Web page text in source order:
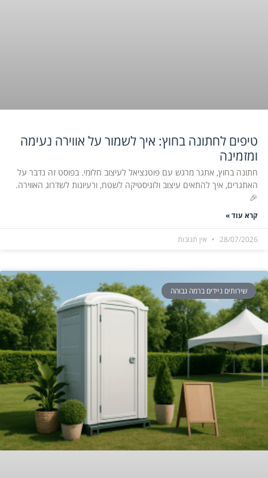
טיפים לחתונה בחוץ: איך לשמור על אווירה נעימה
ומזמינה
חתונה בחוץ, אתגר מרגש עם פוטנציאל לעיצוב חלומי. בפוסט זה נדבר על
האתגרים, איך להתאים עיצוב ולוגיסטיקה לשטח, ורעיונות לשדרוג האווירה.
🎉
קרא עוד »
28/07/2026 אין תגובות
שירותים ניידים ברמה גבוהה